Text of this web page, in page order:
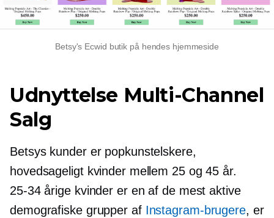
Betsy's Ecwid butik på hendes hjemmeside
Udnyttelse Multi-Channel
Salg
Betsys kunder er popkunstelskere,
hovedsageligt kvinder mellem 25 og 45 år.
25-34årige kvinder er en af ​​de mest aktive
demografiske grupper af Instagram-brugere, er